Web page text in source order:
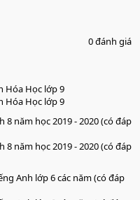
0 đánh giá
Hóa Học lớp 9
Hóa Học lớp 9
năm học 2019 - 2020 (có đáp
năm học 2019 - 2020 (có đáp
Anh lớp 6 các năm (có đáp